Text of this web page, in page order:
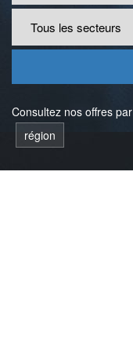
Consultez nos offres par
région